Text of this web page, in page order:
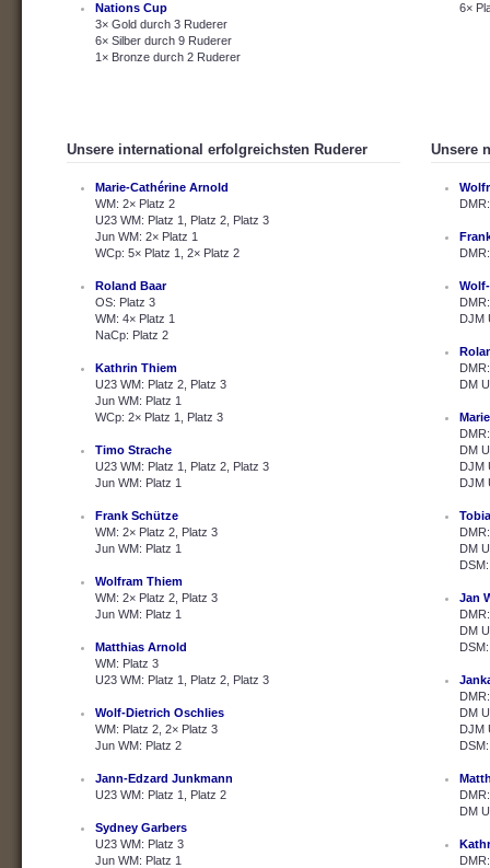
Nations Cup
3× Gold durch 3 Ruderer
6× Silber durch 9 Ruderer
1× Bronze durch 2 Ruderer
6×
Unsere international erfolgreichsten Ruderer
Marie-Cathérine Arnold
WM: 2× Platz 2
U23 WM: Platz 1, Platz 2, Platz 3
Jun WM: 2× Platz 1
WCp: 5× Platz 1, 2× Platz 2
Roland Baar
OS: Platz 3
WM: 4× Platz 1
NaCp: Platz 2
Kathrin Thiem
U23 WM: Platz 2, Platz 3
Jun WM: Platz 1
WCp: 2× Platz 1, Platz 3
Timo Strache
U23 WM: Platz 1, Platz 2, Platz 3
Jun WM: Platz 1
Frank Schütze
WM: 2× Platz 2, Platz 3
Jun WM: Platz 1
Wolfram Thiem
WM: 2× Platz 2, Platz 3
Jun WM: Platz 1
Matthias Arnold
WM: Platz 3
U23 WM: Platz 1, Platz 2, Platz 3
Wolf-Dietrich Oschlies
WM: Platz 2, 2× Platz 3
Jun WM: Platz 2
Jann-Edzard Junkmann
U23 WM: Platz 1, Platz 2
Sydney Garbers
U23 WM: Platz 3
Jun WM: Platz 1
Unsere
DJM
DM
DM
DJM
DJM
DM
Jan
DM
DM
DJM
DM